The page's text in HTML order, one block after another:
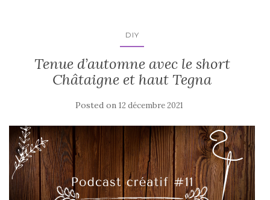
DIY
Tenue d’automne avec le short
Châtaigne et haut Tegna
Posted on 12 décembre 2021